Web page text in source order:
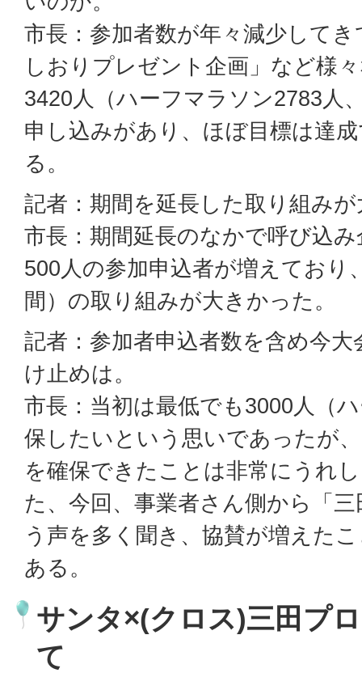
市長：参加者数が年々減少して
しおりプレゼント企画」など様
3420人（ハーフマラソン2783人
申し込みがあり、ほぼ目標は達
る。
記者：期間を延長した取り組み
市長：期間延長のなかで呼び込
500人の参加申込者が増えており
間）の取り組みが大きかった。
記者：参加者申込者数を含め今
け止めは。
市長：当初は最低でも3000人（
保したいという思いであったが
を確保できたことは非常にうれ
た、今回、事業者さん側から「
う声を多く聞き、協賛が増えた
ある。
サンタ×(クロス)三田プ
て